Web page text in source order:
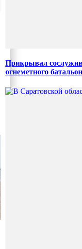
Прикрывал
огнеметного